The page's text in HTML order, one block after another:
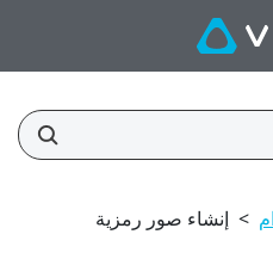
> إنشاء صور رمزية